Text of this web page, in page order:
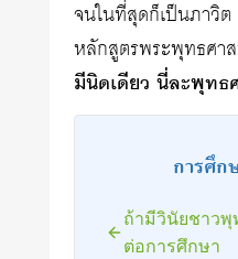
จนในที่สุดก็เป็น
หลักสูตรพระพุทธศา
มีนิดเดียว นี่ละพุท
การศึก
ถ้ามีวินัยชาว
ต่อการศึกษา